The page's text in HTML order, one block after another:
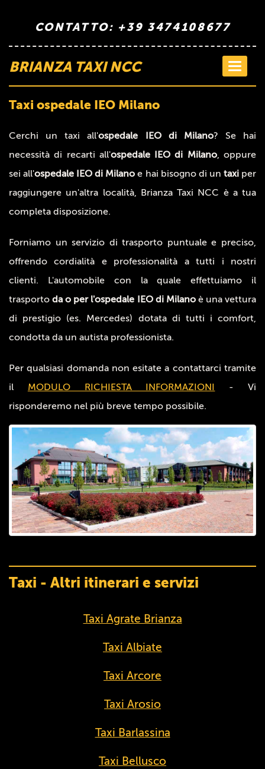
CONTATTO: +39 3474108677
Toggle
BRIANZA TAXI NCC
Taxi ospedale IEO Milano
Cerchi un taxi all'ospedale IEO di Milano? Se hai
necessità di recarti all'ospedale IEO di Milano, oppure
sei all'ospedale IEO di Milano e hai bisogno di un taxiper
raggiungere un'altra località, Brianza Taxi NCC è a tua
completa disposizione.
Forniamo un servizio di trasporto puntuale e preciso,
offrendo cordialità e professionalità a tutti i nostri
clienti. L'automobile con la quale effettuiamo il
trasportoda o per l'ospedale IEO di Milanoè una vettura
di prestigio (es. Mercedes) dotata di tutti i comfort,
condotta da un autista professionista.
Per qualsiasi domanda non esitate a contattarci tramite
il MODULO RICHIESTA INFORMAZIONI - Vi
risponderemo nel più breve tempo possibile.
Taxi - Altri itinerari e servizi
Taxi Agrate Brianza
Taxi Albiate
Taxi Arcore
Taxi Arosio
Taxi Barlassina
Taxi Bellusco